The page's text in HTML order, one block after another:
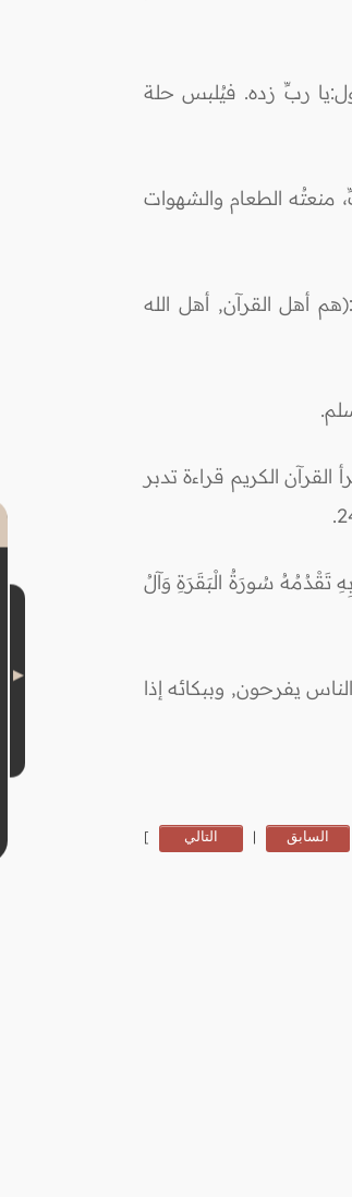
ربِّ زده. فيُلبس حلة
منعتُه الطعام والشهوات
أهل القرآن, أهل الله
الكريم قراءة تدبر
تَقْدُمُهُ سُورَةُ الْبَقَرَةِ وَآلُ
يفرحون, وببكائه إذا
السابق | التالي ]